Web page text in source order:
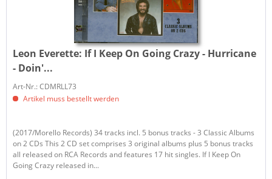
Leon Everette: If I Keep On Going Crazy - Hurricane
- Doin'...
Art-Nr.: CDMRLL73
Artikel muss bestellt werden
(2017/Morello Records) 34 tracks incl. 5 bonus tracks - 3 Classic Albums
on 2 CDs This 2 CD set comprises 3 original albums plus 5 bonus tracks
all released on RCA Records and features 17 hit singles. If I Keep On
Going Crazy released in...